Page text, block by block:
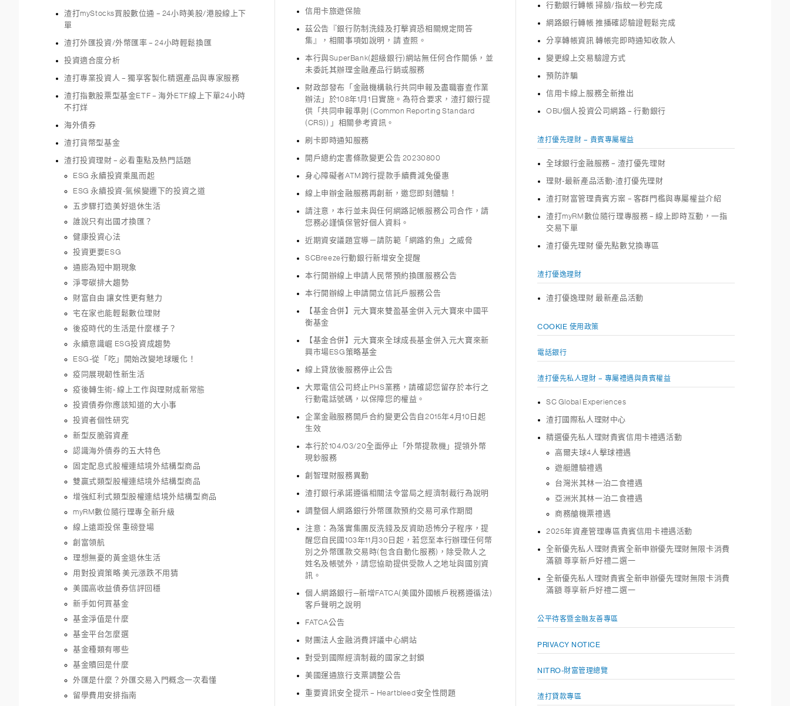
渣打myStocks買股數位通 – 24小時美股/港股線上下
單
渣打外匯投資/外幣匯率 – 24小時輕鬆換匯
投資適合度分析
渣打專業投資人 – 獨享客製化精選產品與專家服務
渣打指數股票型基金ETF – 海外ETF線上下單24小時
不打烊
海外債券
渣打貨幣型基金
渣打投資理財 – 必看重點及熱門話題
ESG 永續投資乘風而起
ESG 永續投資-氣候變遷下的投資之道
五步驟打造美好退休生活
誰說只有出國才換匯？
健康投資心法
投資更要ESG
通膨為短中期現象
淨零碳排大趨勢
財富自由 讓女性更有魅力
宅在家也能輕鬆數位理財
後疫時代的生活是什麼樣子？
永續意識崛 ESG投資成趨勢
ESG-從「吃」開始改變地球暖化！
疫同展現韌性新生活
疫後轉生術- 線上工作與理財成新常態
投資債券你應該知道的大小事
投資者個性研究
新型反脆弱資產
認識海外債券的五大特色
固定配息式股權連結境外結構型商品
雙贏式類型股權連結境外結構型商品
增強紅利式類型股權連結境外結構型商品
myRM數位隨行理專全新升級
線上遠距投保 重磅登場
創富領航
理想無憂的黃金退休生活
用對投資策略 美元漲跌不用猜
美國高收益債券信評回穩
新手如何買基金
基金淨值是什麼
基金平台怎麼選
基金種類有哪些
基金贖回是什麼
外匯是什麼？外匯交易入門概念一次看懂
留學費用安排指南
信用卡旅遊保險
茲公告『銀行防制洗錢及打擊資恐相關規定問答
集』，相關事項如說明，請 查照。
本行與SuperBank(超級銀行)網站無任何合作關係，並
未委託其辦理金融產品行銷或服務
財政部發布「金融機構執行共同申報及盡職審查作業
辦法」於108年1月1日實施。為符合要求，渣打銀行提
供「共同申報準則 (Common Reporting Standard
(CRS)) 」相關參考資訊。
刷卡即時通知服務
開戶總約定書條款變更公告 20230800
身心障礙者ATM跨行提款手續費減免優惠
線上申辦金融服務再創新，邀您即刻體驗！
請注意，本行並未與任何網路記帳服務公司合作，請
您務必謹慎保管好個人資料。
近期資安議題宣導－請防範「網路釣魚」之威脅
SCBreeze行動銀行新增安全提醒
本行開辦線上申請人民幣預約換匯服務公告
本行開辦線上申請開立信託戶服務公告
【基金合併】元大寶來雙盈基金併入元大寶來中國平
衡基金
【基金合併】元大寶來全球成長基金併入元大寶來新
興市場ESG策略基金
線上貸放後服務停止公告
大眾電信公司終止PHS業務，請確認您留存於本行之
行動電話號碼，以保障您的權益。
企業金融服務開戶合約變更公告自2015年4月10日起
生效
本行於104/03/20全面停止「外幣提款機」提領外幣
現鈔服務
創智理財服務異動
渣打銀行承諾遵循相關法令當局之經濟制裁行為說明
調整個人網路銀行外幣匯款預約交易可承作期間
注意：為落實集團反洗錢及反資助恐怖分子程序，提
醒您自民國103年11月30日起，若您至本行辦理任何幣
別之外幣匯款交易時(包含自動化服務)，除受款人之
姓名及帳號外，請您協助提供受款人之地址與國別資
訊。
個人網路銀行—新增FATCA(美國外國帳戶稅務遵循法)
客戶聲明之說明
FATCA公告
財團法人金融消費評議中心網站
對受到國際經濟制裁的國家之封鎖
美國運通旅行支票調整公告
重要資訊安全提示 – Heartbleed安全性問題
行動銀行轉帳 掃臉/指紋一秒完成
網路銀行轉帳 推播確認驗證輕鬆完成
分享轉帳資訊 轉帳完即時通知收款人
變更線上交易驗證方式
預防詐騙
信用卡線上服務全新推出
OBU個人投資公司網路 – 行動銀行
渣打優先理財 – 貴賓專屬權益
全球銀行金融服務 – 渣打優先理財
理財-最新產品活動-渣打優先理財
渣打財富管理貴賓方案 – 客群門檻與專屬權益介紹
渣打myRM數位隨行理專服務 – 線上即時互動，一指
交易下單
渣打優先理財 優先點數兌換專區
渣打優逸理財
渣打優逸理財 最新產品活動
COOKIE 使用政策
電話銀行
渣打優先私人理財 – 專屬禮遇與貴賓權益
SC Global Experiences
渣打國際私人理財中心
精選優先私人理財貴賓信用卡禮遇活動
高爾夫球4人擊球禮遇
遊艇體驗禮遇
台灣米其林一泊二食禮遇
亞洲米其林一泊二食禮遇
商務艙機票禮遇
2025年資產管理專區貴賓信用卡禮遇活動
全新優先私人理財貴賓全新申辦優先理財無限卡消費
滿額 尊享新戶好禮二選一
全新優先私人理財貴賓全新申辦優先理財無限卡消費
滿額 尊享新戶好禮二選一
公平待客暨金融友善專區
PRIVACY NOTICE
NITRO-財富管理總覽
渣打貸款專區